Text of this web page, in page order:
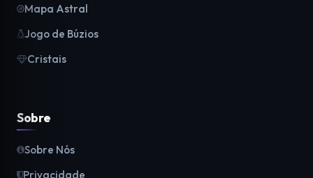
Mapa Astral
Jogo de Búzios
Cristais
Sobre
Sobre Nós
Privacidade